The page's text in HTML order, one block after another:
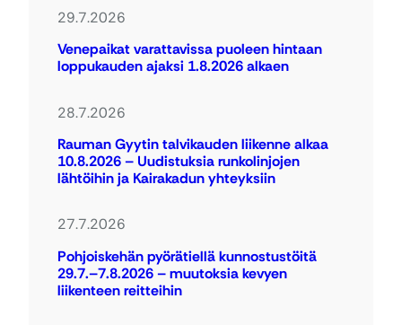
29.7.2026
Venepaikat varattavissa puoleen hintaan
loppukauden ajaksi 1.8.2026 alkaen
28.7.2026
Rauman Gyytin talvikauden liikenne alkaa
10.8.2026 – Uudistuksia runkolinjojen
lähtöihin ja Kairakadun yhteyksiin
27.7.2026
Pohjoiskehän pyörätiellä kunnostustöitä
29.7.–7.8.2026 – muutoksia kevyen
liikenteen reitteihin